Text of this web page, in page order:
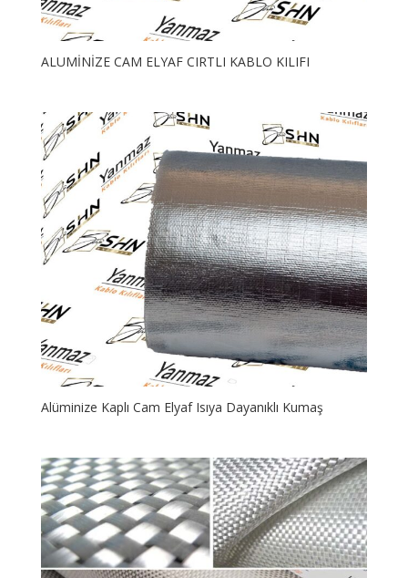
ALUMİNİZE CAM ELYAF CIRTLI KABLO KILIFI
Alüminize Kaplı Cam Elyaf Isıya Dayanıklı Kumaş